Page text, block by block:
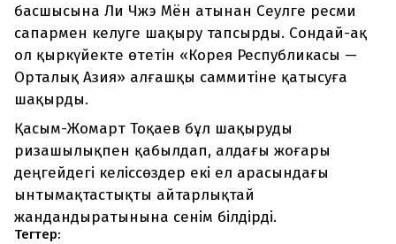
басшысына Ли Чжэ Мён атынан Сеулге ресми
сапармен келуге шақыру тапсырды. Сондай-ақ
ол қыркүйекте өтетін «Корея Республикасы —
Орталық Азия» алғашқы саммитіне қатысуға
шақырды.
Қасым-Жомарт Тоқаев бұл шақыруды
ризашылықпен қабылдап, алдағы жоғары
деңгейдегі келіссөздер екі ел арасындағы
ынтымақтастықты айтарлықтай
жандандыратынына сенім білдірді.
Тегтер: